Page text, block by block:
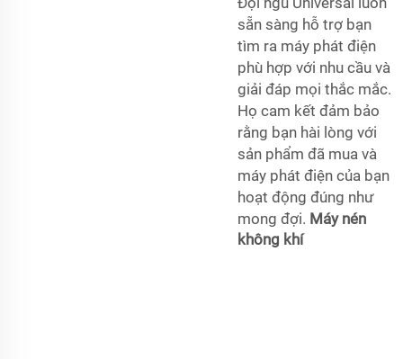
sẵn sàng hỗ trợ bạn
tìm ra máy phát điện
phù hợp với nhu cầu và
giải đáp mọi thắc mắc.
Họ cam kết đảm bảo
rằng bạn hài lòng với
sản phẩm đã mua và
máy phát điện của bạn
hoạt động đúng như
mong đợi. Máy nén
không khí